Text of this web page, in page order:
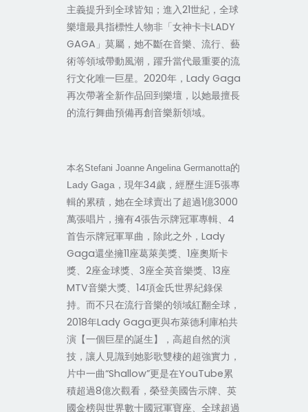
主義提升到全球皆知；進入21世紀，全球
樂壇最具指標性人物非「女神卡卡LADY
GAGA」莫屬，她不斷在音樂、流行、藝
術等領域帶動風潮，躍升當代最重要的流
行文化唯一巨星。2020年，Lady Gaga
再次帶著全新作品回到樂壇，以她最擅長
的流行舞曲預備再創音樂新領域。
本名Stefani Joanne Angelina Germanotta的
Lady Gaga，現年34歲，經歷生涯5張專
輯的累積，她在全球賣出了超過1億3000
萬張唱片，擁有4張告示牌冠軍專輯、4
首告示牌冠軍單曲，除此之外，Lady
Gaga還坐擁11座葛萊美獎、1座奧斯卡
獎、2座金球獎、3座全英音樂獎、13座
MTV音樂大獎、14項金氏世界紀錄保
持。而不只在流行音樂的領域紅翻全球，
2018年Lady Gaga更與布萊德利庫柏共
演【一個巨星的誕生】，高超自然的演
技，讓人見識到她影歌雙棲的超強實力，
片中一曲“Shallow”更是在YouTube累
積超過8億次觀看，榮登美國告示牌、英
國金榜與世界數十國冠軍寶座、全球超過